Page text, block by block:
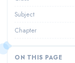
Subject
Chapter
ON THIS PAGE